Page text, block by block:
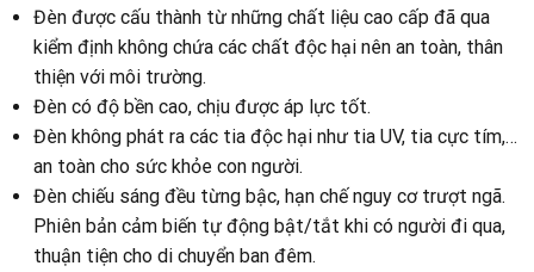
Đèn được cấu thành từ những chất liệu cao cấp đã qua
kiểm định không chứa các chất độc hại nên an toàn, thân
thiện với môi trường.
Đèn có độ bền cao, chịu được áp lực tốt.
Đèn không phát ra các tia độc hại như tia UV, tia cực tím,…
an toàn cho sức khỏe con người.
Đèn chiếu sáng đều từng bậc, hạn chế nguy cơ trượt ngã.
Phiên bản cảm biến tự động bật/tắt khi có người đi qua,
thuận tiện cho di chuyển ban đêm.